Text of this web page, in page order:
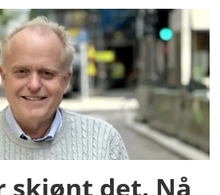
skjønt det. Nå